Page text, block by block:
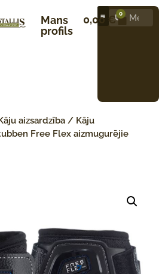
Mans
profils
0,00 € 0
aizsardzība / Kāju
Free Flex aizmugurējie